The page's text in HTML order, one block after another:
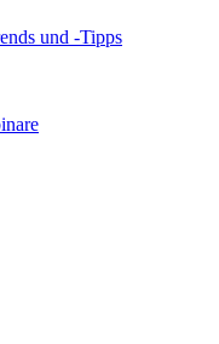
und -Tipps